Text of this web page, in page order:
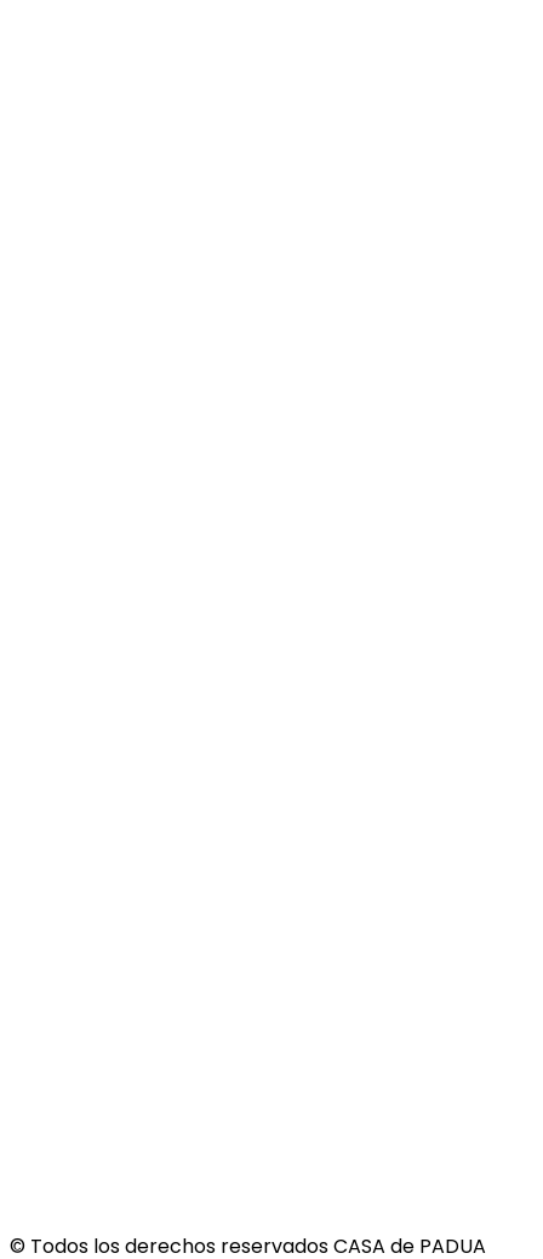
© Todos los derechos reservados CASA de PADUA